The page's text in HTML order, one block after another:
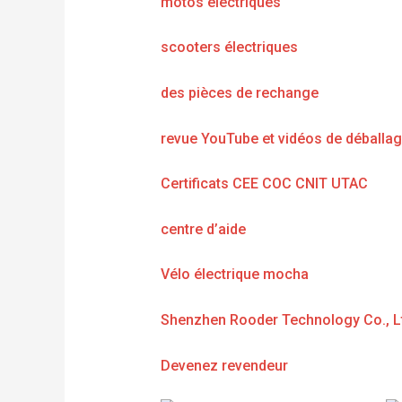
scooters électriques
des pièces de rechange
revue YouTube et vidéos de
Certificats CEE COC CNIT UTAC
centre d’aide
Vélo électrique mocha
Shenzhen Rooder Technology Co.,
Devenez revendeur